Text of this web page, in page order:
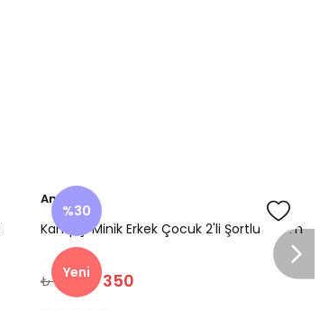
%30
Yeni
Amine
Kampçı Minik Erkek Çocuk 2'li Şortlu Takım
₺ 500 ₺ 350